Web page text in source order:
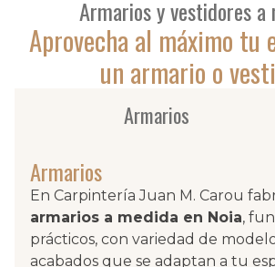
Armarios y vestidores a
Aprovecha al máximo tu
un armario o
Armarios
Armarios
En Carpintería Juan M. Carou
armarios a medida en Noia,
prácticos, con variedad de
acabados que se adaptan a tu